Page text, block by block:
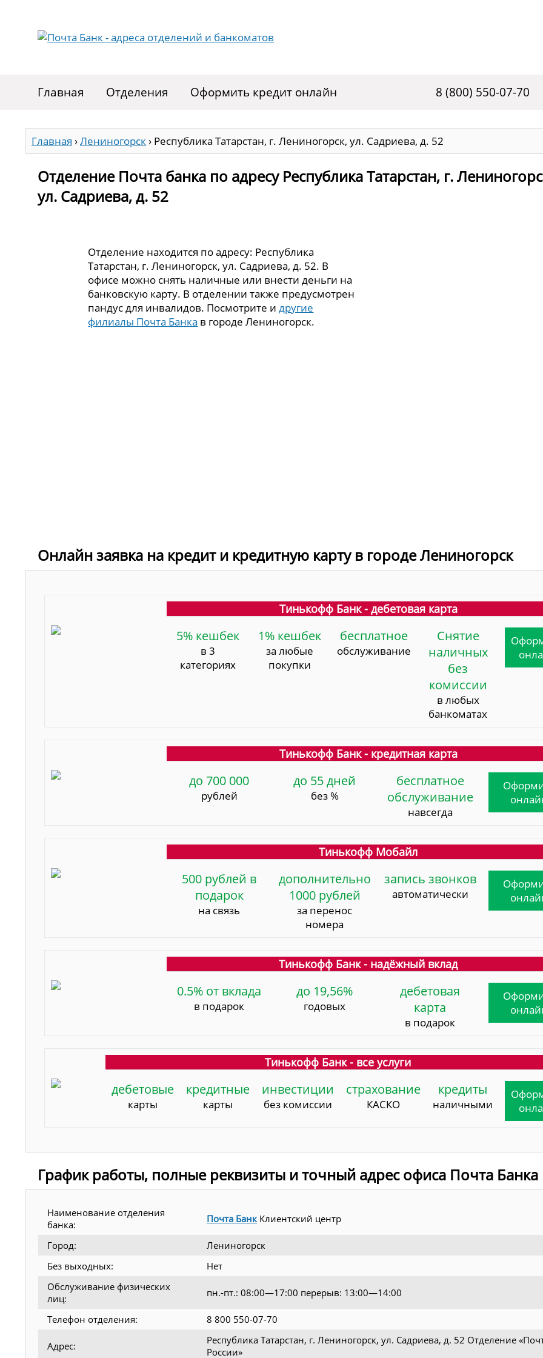
Главная Отделения Оформить кредит онлайн 8 (800) 550-07-70
Главная ›Лениногорск› Республика Татарстан, г. Лениногорск, ул. Садриева, д. 52
Отделение Почта банка по адресу Республика Татарстан, г.
ул. Садриева, д. 52
Отделение находится по адресу: Республика
Татарстан, г. Лениногорск, ул. Садриева, д. 52. В
офисе можно снять наличные или внести деньги на
банковскую карту. В отделении также предусмотрен
пандус для инвалидов. Посмотрите идругие
филиалы Почта Банка в городе Лениногорск.
Онлайн заявка на кредит и кредитную карту в городе Лениногорск
Тинькофф Банк - дебетовая карта
5% кешбек
в 3
категориях
1% кешбек
за любые
покупки
бесплатное
обслуживание
Снятие
наличных
без
комиссии
в любых
банкоматах
Тинькофф Банк - кредитная карта
до 700 000
рублей
до 55 дней
без %
бесплатное
обслуживание
навсегда
Тинькофф Мобайл
500 рублей в
подарок
на связь
дополнительно
1000 рублей
за перенос
номера
запись звонков
автоматически
Тинькофф Банк - надёжный вклад
0.5% от вклада
в подарок
до 19,56%
годовых
дебетовая
карта
в подарок
Тинькофф Банк - все услуги
дебетовые
карты
кредитные
карты
инвестиции
без комиссии
страхование
КАСКО
кредиты
наличными
График работы, полные реквизиты и точный адрес офиса Почта Банка
Наименование отделения
банка:
Почта Банк Клиентский центр
Город:
Лениногорск
Без выходных:
Нет
Обслуживание физических
лиц:
пн.-пт.: 08:00—17:00 перерыв: 13:00—14:00
Телефон отделения: 8 800 550-07-70
Адрес:
Республика Татарстан, г. Лениногорск, ул. Садриева, д. 52 Отделение
России»